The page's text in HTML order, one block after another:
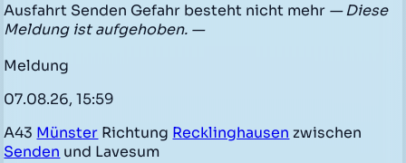
Ausfahrt Senden Gefahr besteht nicht mehr — Diese
Meldung ist aufgehoben. —
Meldung
07.08.26, 15:59
A43 Münster Richtung Recklinghausen zwischen
Senden und Lavesum